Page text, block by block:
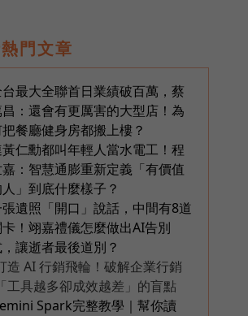
門文章
最大全聯首日業績破百萬，蔡
：還會有更厲害的大型店！為
餐廳健身房都搬上樓？
仁勳都叫年輕人當水電工！程
：智慧通膨重新定義「有價值
」到底什麼樣子？
張遺照「開口」說話，中間有8道
！翊嘉禮儀怎麼做出AI告別
讓逝者最後道別？
造 AI 行銷飛輪！破解企業行銷
「工具越多卻成效越差」的盲點
Spark完整教學｜幫你讀